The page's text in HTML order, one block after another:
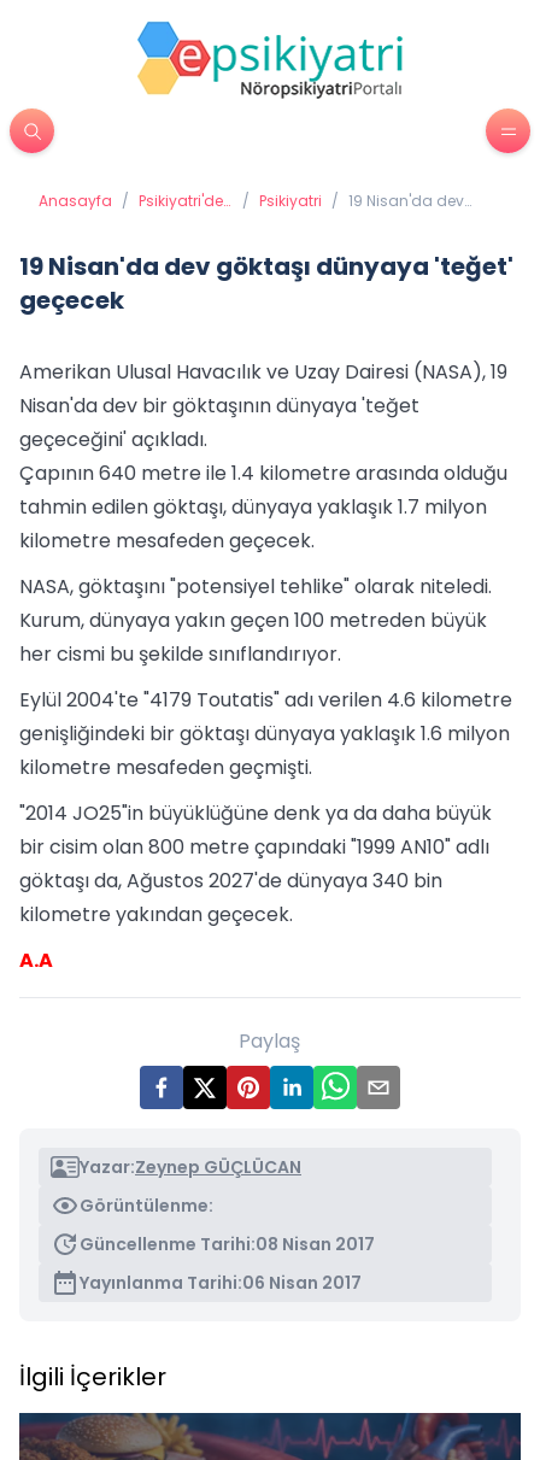
Anasayfa / Psikiyatri'de
/ Psikiyatri / 19 Nisan'da dev
19 Nisan'da dev göktaşı dünyaya 'teğet'
geçecek
Amerikan Ulusal Havacılık ve Uzay Dairesi (NASA), 19
Nisan'da dev bir göktaşının dünyaya 'teğet
geçeceğini' açıkladı.
Çapının 640 metre ile 1.4 kilometre arasında olduğu
tahmin edilen göktaşı, dünyaya yaklaşık 1.7 milyon
kilometre mesafeden geçecek.
NASA, göktaşını "potensiyel tehlike" olarak niteledi.
Kurum, dünyaya yakın geçen 100 metreden büyük
her cismi bu şekilde sınıflandırıyor.
Eylül 2004'te "4179 Toutatis" adı verilen 4.6 kilometre
genişliğindeki bir göktaşı dünyaya yaklaşık 1.6 milyon
kilometre mesafeden geçmişti.
"2014 JO25"in büyüklüğüne denk ya da daha büyük
bir cisim olan 800 metre çapındaki "1999 AN10" adlı
göktaşı da, Ağustos 2027'de dünyaya 340 bin
kilometre yakından geçecek.
A.A
Paylaş
Yazar:Zeynep GÜÇLÜCAN
Görüntülenme:
Güncellenme Tarihi:08 Nisan 2017
Yayınlanma Tarihi:06 Nisan 2017
İlgili İçerikler